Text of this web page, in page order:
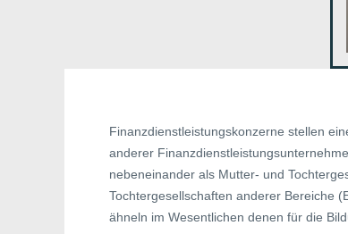
Finanzdienstleistungskonzerne stellen
anderer
nebeneinander als Mutter- und
Tochtergesellschaften anderer Bereiche
ähneln im Wesentlichen denen für die